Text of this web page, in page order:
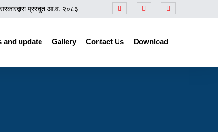
प्रस्तुत आ.व. २०८३/८४ को बजेटसम्बन्धी समीक्षा कार्यक्रम ||
and update Gallery Contact Us Download